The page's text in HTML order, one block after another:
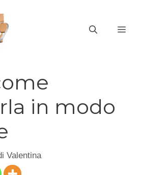
in modo
Valentina